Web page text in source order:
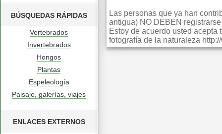
BÚSQUEDAS RÁPIDAS
Vertebrados
Invertebrados
Hongos
Plantas
Espeleología
Paisaje, galerías, viajes
ENLACES EXTERNOS
Las personas que ya han
antigua) NO DEBEN
Estoy de acuerdo usted
fotografía de la naturaleza